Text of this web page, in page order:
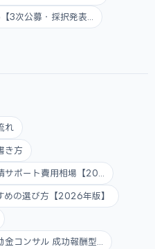
3次公募・採択発表...
れ
き方
ポート費用相場【20...
めの選び方【2026年版】
コンサル 成功報酬型...